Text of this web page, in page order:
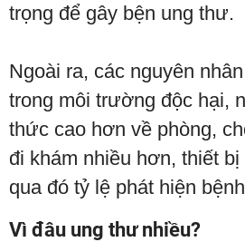
trọng để gây bện ung thư.
Ngoài ra, các nguyên
trong môi trường độc hại,
thức cao hơn về phòng,
đi khám nhiều hơn, thiết
qua đó tỷ lệ phát hiện
Vì đâu ung thư nhiều?